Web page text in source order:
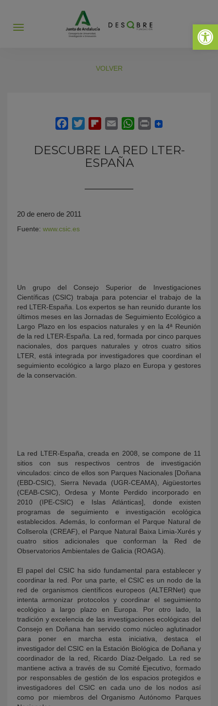
Abrir
Abrir
VOLVER
DESCUBRE LA RED LTER-
ESPAÑA
20 de enero de 2011
Fuente: www.csic.es
Un grupo del Consejo Superior de Investigaciones
Científicas (CSIC) trabaja para potenciar el trabajo de la
red LTER-España. Los expertos se han reunido durante los
últimos meses en las Jornadas de Seguimiento Ecológico a
Largo Plazo en los espacios naturales y en la 4ª Reunión
de la red LTER-España. La red, formada por cinco parques
nacionales, dos parques naturales y otros cuatro sitios
LTER, está integrada por investigadores que coordinan el
seguimiento ecológico a largo plazo en Europa y gestores
de la conservación.
La red LTER-España, creada en 2008, se compone de 11
sitios con sus respectivos centros de investigación
vinculados: cinco de ellos son Parques Nacionales [Doñana
(EBD-CSIC), Sierra Nevada (UGR-CEAMA), Aigüestortes
(CEAB-CSIC), Ordesa y Monte Perdido incorporado en
2010 (IPE-CSIC) e Islas Atlánticas], donde existen
programas de seguimiento e investigación ecológica
establecidos. Además, lo conforman el Parque Natural de
Collserola (CREAF), el Parque Natural Baixa Limia-Xurés y
cuatro sitios adicionales que conforman la Red de
Observatorios Ambientales de Galicia (ROAGA).
El papel del CSIC ha sido fundamental para establecer y
coordinar la red. Por una parte, el CSIC es un nodo de la
red de organismos científicos europeos (ALTERNet) que
intenta armonizar protocolos y coordinar el seguimiento
ecológico a largo plazo en Europa. Por otro lado, la
tradición y excelencia de las investigaciones ecológicas del
Consejo en Doñana han servido como núcleo aglutinador
para poner en marcha esta iniciativa, destaca el
investigador del CSIC en la Estación Biológica de Doñana y
coordinador de la red, Ricardo Díaz-Delgado. La red se
mantiene activa a través de su Comité Ejecutivo, formado
por responsables de gestión de los espacios protegidos e
investigadores del CSIC en cada uno de los nodos así
como por miembros del Organismo Autónomo Parques